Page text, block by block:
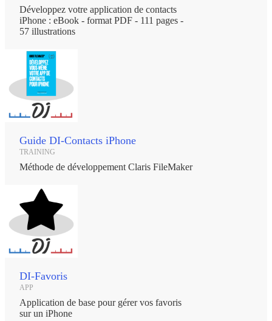
Développez votre application de contacts
iPhone : eBook - format PDF - 111 pages -
57 illustrations
Guide DI-Contacts iPhone
TRAINING
Méthode de développement Claris FileMaker
DI-Favoris
APP
Application de base pour gérer vos favoris
sur un iPhone